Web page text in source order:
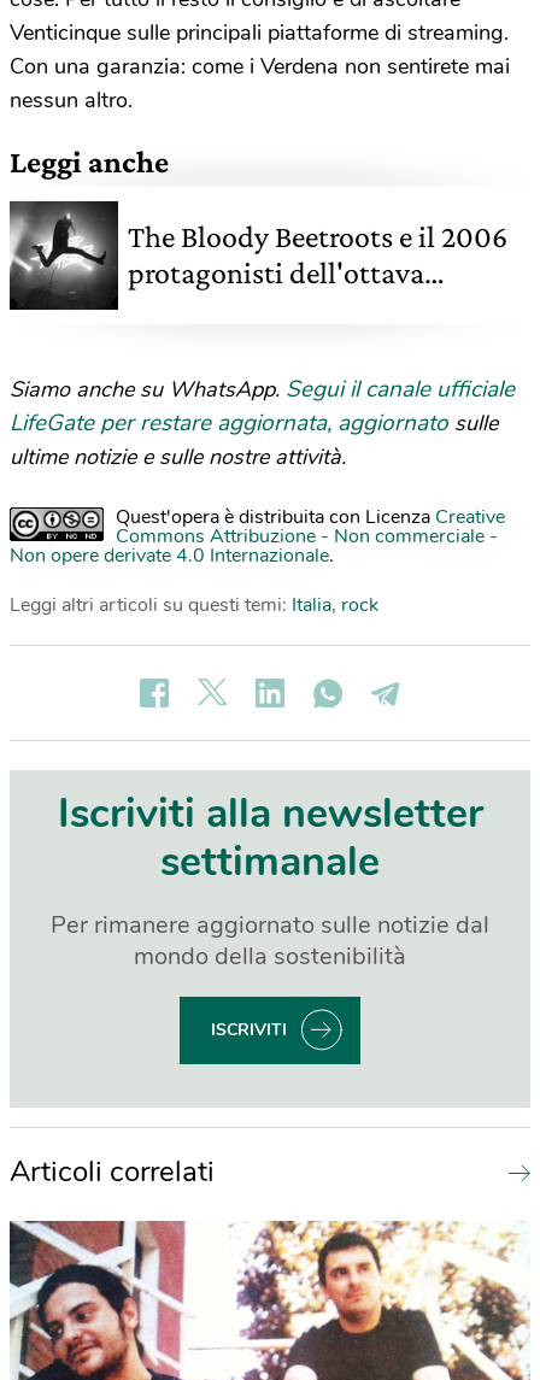
Venticinque sulle principali piattaforme di streaming.
Con una garanzia: come i Verdena non sentirete mai
nessun altro.
Leggi anche
The Bloody Beetroots e il 2006
protagonisti dell'ottava
Siamo anche su WhatsApp. Segui il canale ufficiale
LifeGate per restare aggiornata, aggiornato sulle
ultime notizie e sulle nostre attività.
Quest'opera è distribuita con Licenza Creative
Commons Attribuzione - Non commerciale -
Non opere derivate 4.0 Internazionale.
Leggi altri articoli su questi temi: Italia, rock
Iscriviti alla newsletter
settimanale
Per rimanere aggiornato sulle notizie dal
mondo della sostenibilità
ISCRIVITI
Articoli correlati